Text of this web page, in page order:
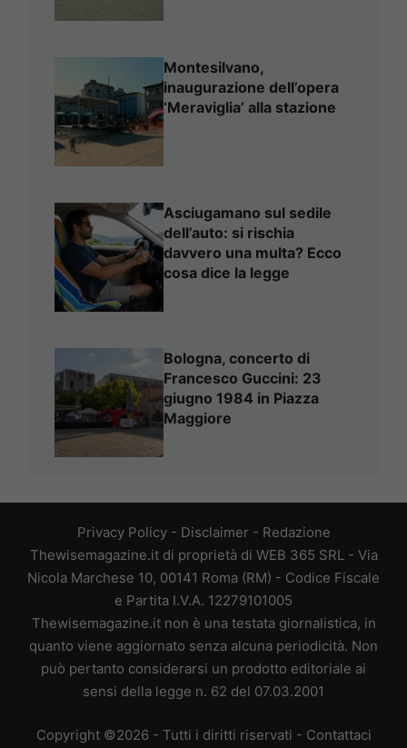
Montesilvano,
inaugurazione dell’opera
‘Meraviglia’ alla stazione
Asciugamano sul sedile
dell’auto: si rischia
davvero una multa? Ecco
cosa dice la legge
Bologna, concerto di
Francesco Guccini: 23
giugno 1984 in Piazza
Maggiore
Privacy Policy- Disclaimer - Redazione
Thewisemagazine.it di proprietà di WEB 365 SRL - Via
Nicola Marchese 10, 00141 Roma (RM) - Codice Fiscale
e Partita I.V.A. 12279101005
Thewisemagazine.it non è una testata giornalistica, in
quanto viene aggiornato senza alcuna periodicità. Non
può pertanto considerarsi un prodotto editoriale ai
sensi della legge n. 62 del 07.03.2001
Copyright ©2026 - Tutti i diritti riservati - Contattaci